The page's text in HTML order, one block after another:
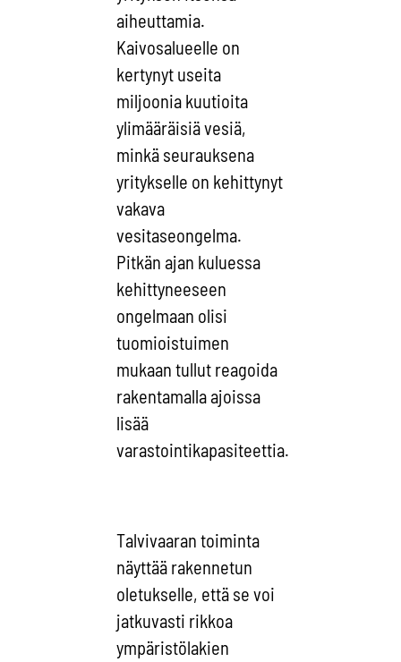
aiheuttamia.
Kaivosalueelle on
kertynyt useita
miljoonia kuutioita
ylimääräisiä vesiä,
minkä seurauksena
yritykselle on kehittynyt
vakava
vesitaseongelma.
Pitkän ajan kuluessa
kehittyneeseen
ongelmaan olisi
tuomioistuimen
mukaan tullut reagoida
rakentamalla ajoissa
lisää
varastointikapasiteettia.
Talvivaaran toiminta
näyttää rakennetun
oletukselle, että se voi
jatkuvasti rikkoa
ympäristölakien